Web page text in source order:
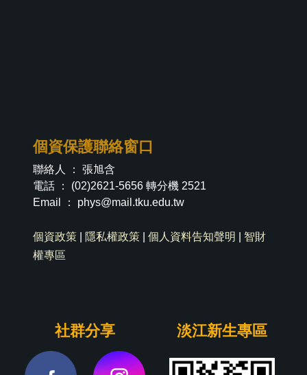
個資保護聯絡窗口
聯絡人 ： 張旭含
電話 ： (02)2621-5656 轉分機 2521
Email ： phys@mail.tku.edu.tw
個資政策 隱私權政策 個人資料告知聲明
智財
權專區
社群分享 淡江新生專區